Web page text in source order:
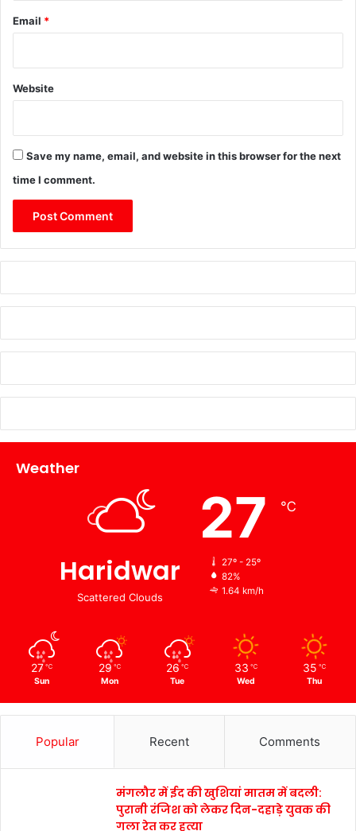
Email *
Website
Save my name, email, and website in this browser for the next
time I comment.
Weather
Haridwar
Scattered Clouds
27 ℃
27º - 25º
82%
1.64 km/h
27 ℃
Sun
29 ℃
Mon
26 ℃
Tue
33 ℃
Wed
35 ℃
Thu
Popular Recent Comments
मंगलौर में ईद की खुशियां मातम में बदली:
पुरानी रंजिश को लेकर दिन-दहाड़े युवक की
गला रेत कर हत्या